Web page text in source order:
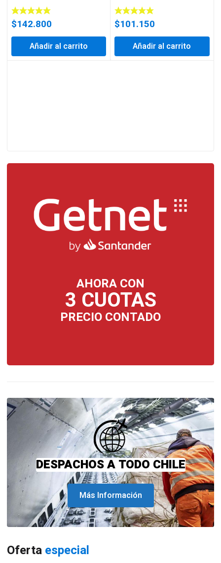
AHORA CON
3 CUOTAS
PRECIO CONTADO
DESPACHOS A TODO CHILE
Más Información
Oferta especial
$142.800
Añadir al carrito
$101.150
Añadir al carrito